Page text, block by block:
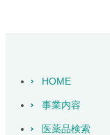
HOME
事業内容
医薬品検索